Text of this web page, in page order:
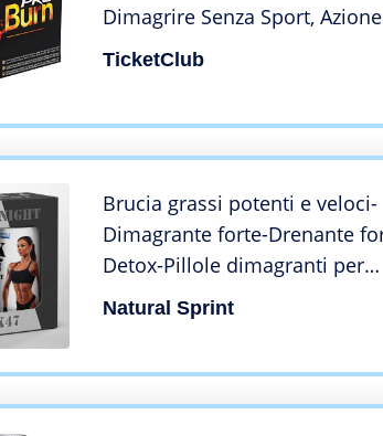
Dimagrire Senza Sport, Azione
Rapida, 100% Senza
TicketClub
Brucia grassi potenti e veloci-
Dimagrante forte-Drenante
Detox-Pillole dimagranti per
pancia piatta-Per
120+120 Cpr-naturali-Taurina
Natural Sprint